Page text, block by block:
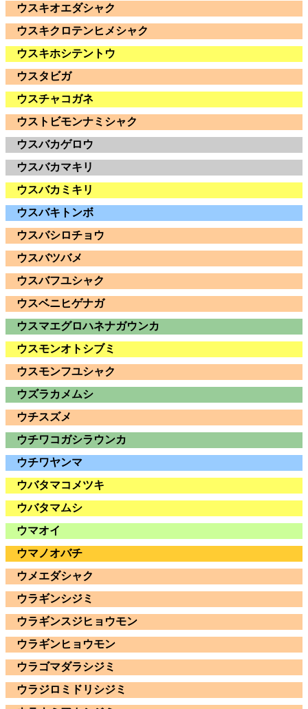
ウスキオエダシャク
ウスキクロテンヒメシャク
ウスキホシテントウ
ウスタビガ
ウスチャコガネ
ウストビモンナミシャク
ウスバカゲロウ
ウスバカマキリ
ウスバカミキリ
ウスバキトンボ
ウスバシロチョウ
ウスバツバメ
ウスバフユシャク
ウスベニヒゲナガ
ウスマエグロハネナガウンカ
ウスモンオトシブミ
ウスモンフユシャク
ウズラカメムシ
ウチスズメ
ウチワコガシラウンカ
ウチワヤンマ
ウバタマコメツキ
ウバタマムシ
ウマオイ
ウマノオバチ
ウメエダシャク
ウラギンシジミ
ウラギンスジヒョウモン
ウラギンヒョウモン
ウラゴマダラシジミ
ウラジロミドリシジミ